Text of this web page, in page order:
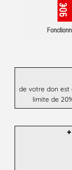
de votre don est
limite de